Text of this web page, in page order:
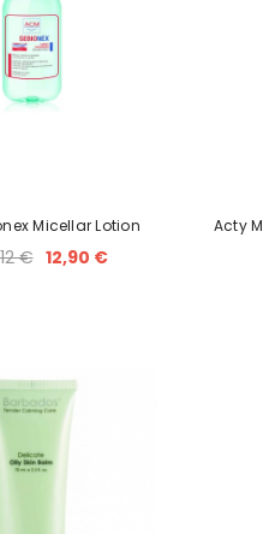
Micellar Lotion
€ 12,90 €
Acty